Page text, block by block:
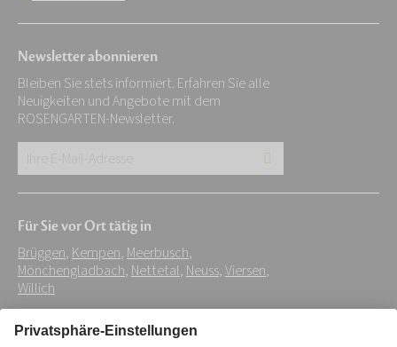
Newsletter abonnieren
Bleiben Sie stets informiert. Erfahren Sie alle
Neuigkeiten und Angebote mit dem
ROSENGARTEN-Newsletter.
Adresse:
*
Für Sie vor Ort tätig in
Brüggen,Kempen,Meerbusch,
Mönchengladbach,Nettetal,Neuss,Viersen,
Willich